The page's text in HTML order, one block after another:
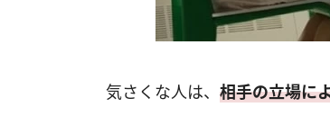
気さくな人は、 相手の立場に